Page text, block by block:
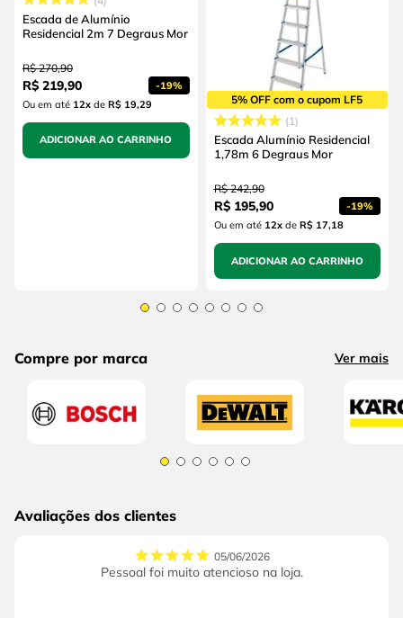
Escada de Alumínio
Residencial 2m 7 Degraus Mor
R$ 270,90
R$ 219,90 -19%
Ou em até 12x de R$ 19,29
ADICIONAR AO CARRINHO
5% OFF com o cupom LF5
1
Escada Alumínio Residencial
1,78m 6 Degraus Mor
R$ 242,90
R$ 195,90 -19%
Ou em até 12xde R$ 17,18
ADICIONAR AO CARRINHO
Compre por marca Ver mais
Avaliações dos clientes
05/06/2026
Pessoal foi muito atencioso na loja.